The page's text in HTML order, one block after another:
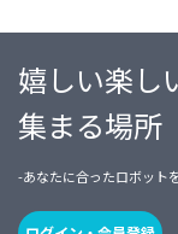
学術研究・専門・
宿泊業・飲食サー
生活関連サービス
教育、学習支援業
勘定奉行
給与奉行
就業奉行
人事奉行
嬉しい楽し
集まる場所
-あなたに合ったロボット